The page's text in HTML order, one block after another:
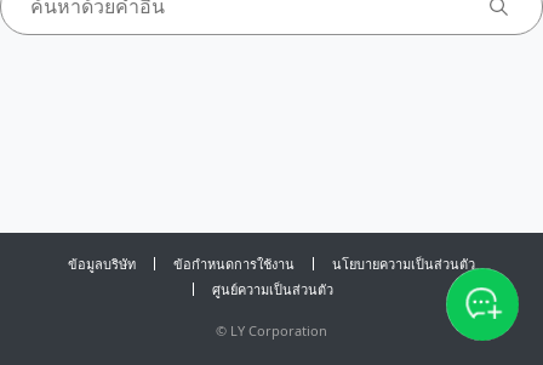
ข้อมูลบริษัท ข้อกำหนดการใช้งาน
นโยบายความเป็นส่วนตัว
ศูนย์ความเป็นส่วนตัว
© LY Corporation